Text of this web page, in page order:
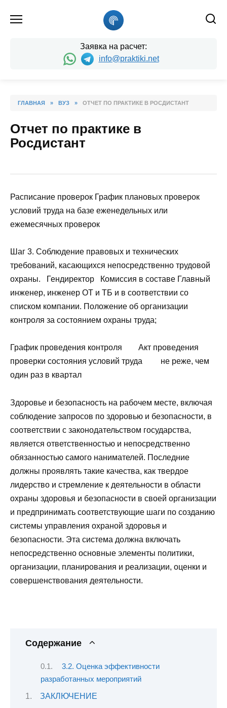
Заявка на расчет:
info@praktiki.net
ГЛАВНАЯ » ВУЗ » ОТЧЕТ ПО ПРАКТИКЕ В РОСДИСТАНТ
Отчет по практике в
Росдистант
Расписание проверок График плановых проверок
условий труда на базе еженедельных или
ежемесячных проверок
Шаг 3. Соблюдение правовых и технических
требований, касающихся непосредственно трудовой
охраны. Гендиректор Комиссия в составе Главный
инженер, инженер ОТ и ТБ и в соответствии со
списком компании. Положение об организации
контроля за состоянием охраны труда;
График проведения контроля Акт проведения
проверки состояния условий труда не реже, чем
один раз в квартал
Здоровье и безопасность на рабочем месте, включая
соблюдение запросов по здоровью и безопасности, в
соответствии с законодательством государства,
является ответственностью и непосредственно
обязанностью самого нанимателей. Последние
должны проявлять такие качества, как твердое
лидерство и стремление к деятельности в области
охраны здоровья и безопасности в своей организации
и предпринимать соответствующие шаги по созданию
системы управления охраной здоровья и
безопасности. Эта система должна включать
непосредственно основные элементы политики,
организации, планирования и реализации, оценки и
совершенствования деятельности.
Содержание
3.2. Оценка эффективности
разработанных мероприятий
ЗАКЛЮЧЕНИЕ